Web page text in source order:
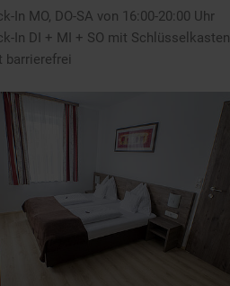
In MO, DO-SA von 16:00-20:00 Uhr
In DI + MI + SO mit Schlüsselkasten
barrierefrei